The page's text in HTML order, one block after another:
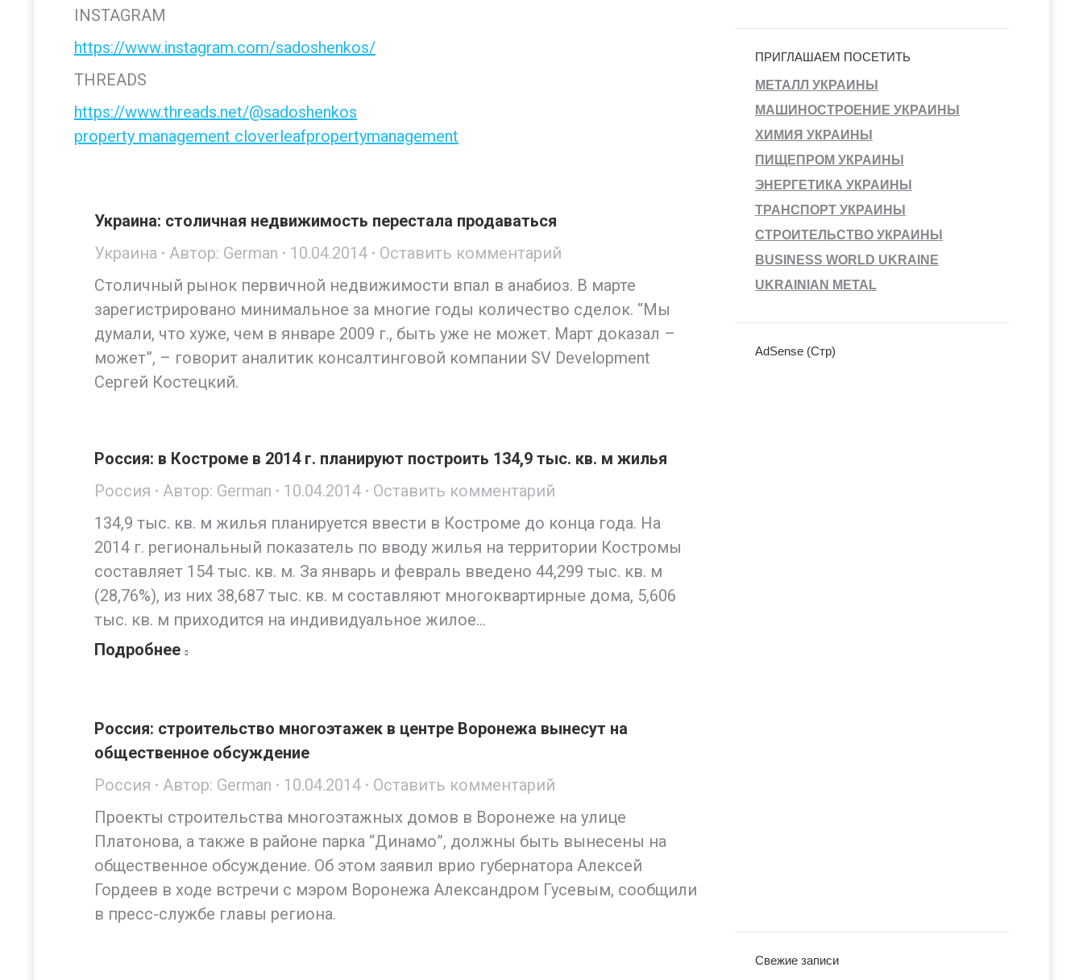
INSTAGRAM
https://www.instagram.com/sadoshenkos/
THREADS
https://www.threads.net/@sadoshenkos
property management cloverleafpropertymanagement
Украина: столичная недвижимость перестала продаваться
Украина
Автор: German 10.04.2014
Оставить комментарий
Столичный рынок первичной недвижимости впал в анабиоз. В марте
зарегистрировано минимальное за многие годы количество сделок. “Мы
думали, что хуже, чем в январе 2009 г., быть уже не может. Март доказал –
может”, – говорит аналитик консалтинговой компании SV Development
Сергей Костецкий.
Россия: в Костроме в 2014 г. планируют построить 134,9 тыс. кв. м жилья
Россия
Автор: German 10.04.2014
Оставить комментарий
134,9 тыс. кв. м жилья планируется ввести в Костроме до конца года. На
2014 г. региональный показатель по вводу жилья на территории Костромы
составляет 154 тыс. кв. м. За январь и февраль введено 44,299 тыс. кв. м
(28,76%), из них 38,687 тыс. кв. м составляют многоквартирные дома, 5,606
тыс. кв. м приходится на индивидуальное жилое…
Подробнее
Россия: строительство многоэтажек в центре Воронежа вынесут на
общественное обсуждение
Россия
Автор: German 10.04.2014
Оставить комментарий
Проекты строительства многоэтажных домов в Воронеже на улице
Платонова, а также в районе парка “Динамо”, должны быть вынесены на
общественное обсуждение. Об этом заявил врио губернатора Алексей
Гордеев в ходе встречи с мэром Воронежа Александром Гусевым, сообщили
в пресс-службе главы региона.
ПРИГЛАШАЕМ ПОСЕТИТЬ
МЕТАЛЛ УКРАИНЫ
МАШИНОСТРОЕНИЕ УКРАИНЫ
ХИМИЯ УКРАИНЫ
ПИЩЕПРОМ УКРАИНЫ
ЭНЕРГЕТИКА УКРАИНЫ
ТРАНСПОРТ УКРАИНЫ
СТРОИТЕЛЬСТВО УКРАИНЫ
BUSINESS WORLD UKRAINE
UKRAINIAN METAL
AdSense (Стр)
Свежие записи